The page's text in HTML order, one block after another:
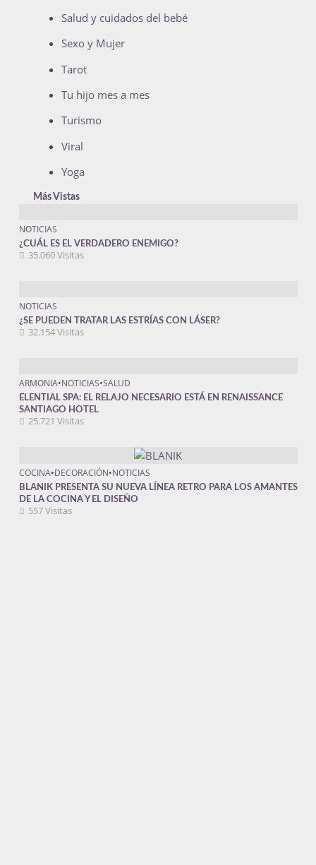
Salud y cuidados del bebé
Sexo y Mujer
Tarot
Tu hijo mes a mes
Turismo
Viral
Yoga
Más Vistas
NOTICIAS
¿CUÁL ES EL VERDADERO ENEMIGO?
35.060 Visitas
NOTICIAS
¿SE PUEDEN TRATAR LAS ESTRÍAS CON LÁSER?
32.154 Visitas
ARMONIA•NOTICIAS•SALUD
ELENTIAL SPA: EL RELAJO NECESARIO ESTÁ EN RENAISSANCE
SANTIAGO HOTEL
25.721 Visitas
COCINA•DECORACIÓN•NOTICIAS
BLANIK PRESENTA SU NUEVA LÍNEA RETRO PARA LOS AMANTES
DE LA COCINA Y EL DISEÑO
557 Visitas